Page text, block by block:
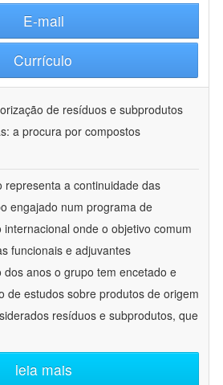
E-mail
Currículo
de resíduos e subprodutos
a procura por compostos
representa a continuidade das
engajado num programa de
onde o objetivo comum
funcionais e adjuvantes
anos o grupo tem encetado e
de estudos sobre produtos de origem
resíduos e subprodutos, que
leia mais